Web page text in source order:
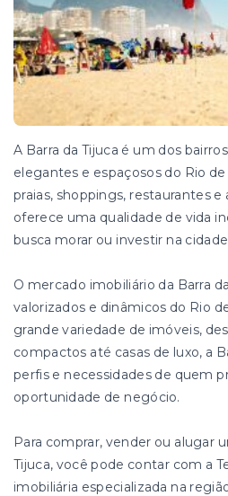
A Barra da Tijuca é um dos
elegantes e espaçosos do Rio
praias, shoppings, restaurantes e
oferece uma qualidade de vida
busca morar ou investir na
O mercado imobiliário da Barra
valorizados e dinâmicos do Rio
grande variedade de imóveis,
compactos até casas de luxo, a
perfis e necessidades de quem
oportunidade de negócio.
Para comprar, vender ou alugar
Tijuca, você pode contar com a
imobiliária especializada na